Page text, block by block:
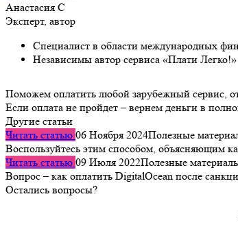
Анастасия С
Эксперт, автор
Специалист в области международных
Независимы автор сервиса «Плати Легко!»
Поможем оплатить любой зарубежный сервис,
Если оплата не пройдет – вернем деньги в
Другие статьи
Читать статью 06 Ноября 2024Полезные
Воспользуйтесь этим способом, объясняющим
Читать статью 09 Июля 2022Полезные
Вопрос – как оплатить DigitalOcean после
Остались вопросы?